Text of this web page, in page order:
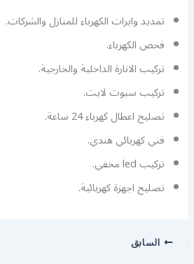
تمديد وايرات الكهرباء للمنازل والشركات.
فحص الكهرباء.
تركيب الانارة الداخلية والخارجية.
تركيب سبوت لايت.
تصليح اعطال كهرباء 24 ساعة.
فني كهربائي هندي.
تركيب led مخفي.
تصليح اجهزة كهربائية.
السابق